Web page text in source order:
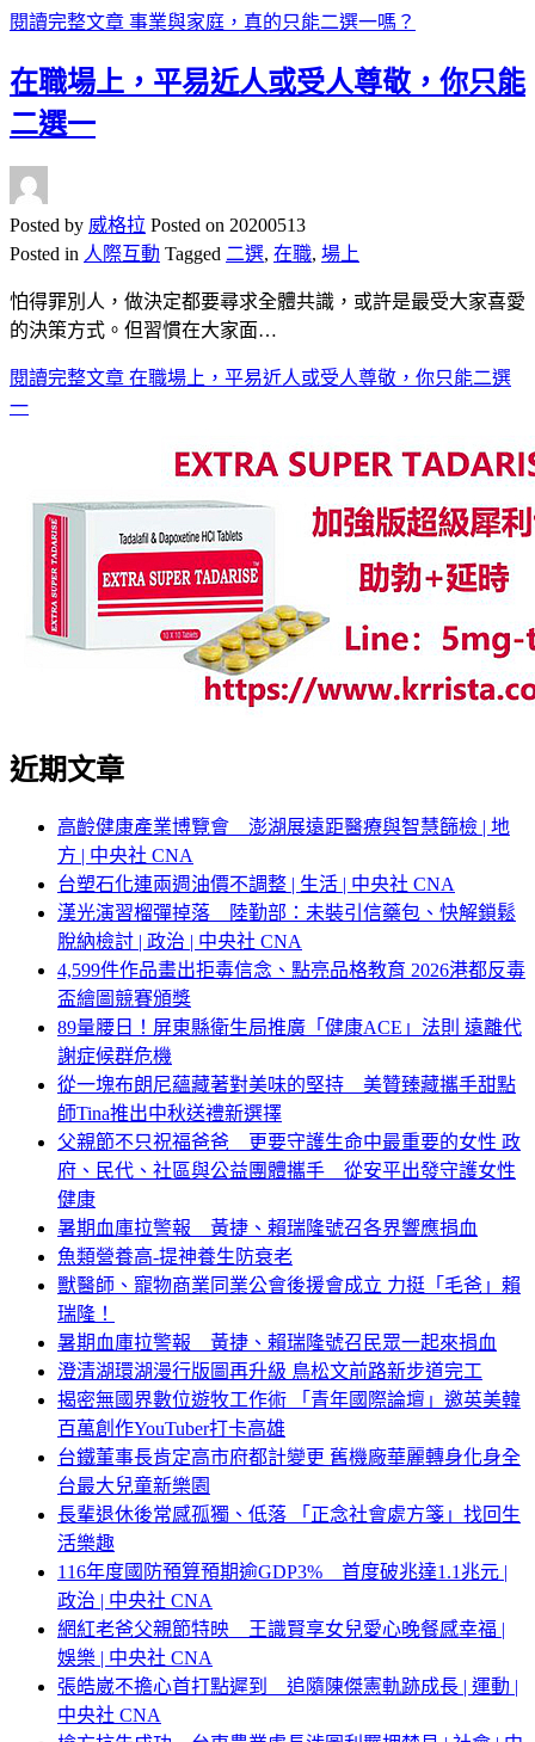
閱讀完整文章 事業與家庭，真的只能二選一嗎？
在職場上，平易近人或受人尊敬，你只能
二選一
Posted by 威格拉 Posted on 20200513
Posted in 人際互動 Tagged 二選, 在職, 場上
怕得罪別人，做決定都要尋求全體共識，或許是最受大家喜愛
的決策方式。但習慣在大家面…
閱讀完整文章 在職場上，平易近人或受人尊敬，你只能二選
一
近期文章
高齡健康產業博覽會 澎湖展遠距醫療與智慧篩檢 | 地
方 | 中央社 CNA
台塑石化連兩週油價不調整 | 生活 | 中央社 CNA
漢光演習榴彈掉落 陸勤部：未裝引信藥包、快解鎖鬆
脫納檢討 | 政治 | 中央社 CNA
4,599件作品畫出拒毒信念、點亮品格教育 2026港都反毒
盃繪圖競賽頒獎
89量腰日！屏東縣衛生局推廣「健康ACE」法則 遠離代
謝症候群危機
從一塊布朗尼蘊藏著對美味的堅持 美贊臻藏攜手甜點
師Tina推出中秋送禮新選擇
父親節不只祝福爸爸 更要守護生命中最重要的女性 政
府、民代、社區與公益團體攜手 從安平出發守護女性
健康
暑期血庫拉警報 黃捷、賴瑞隆號召各界響應捐血
魚類營養高-提神養生防衰老
獸醫師、寵物商業同業公會後援會成立 力挺「毛爸」賴
瑞隆！
暑期血庫拉警報 黃捷、賴瑞隆號召民眾一起來捐血
澄清湖環湖漫行版圖再升級 鳥松文前路新步道完工
揭密無國界數位遊牧工作術 「青年國際論壇」邀英美韓
百萬創作YouTuber打卡高雄
台鐵董事長肯定高市府都計變更 舊機廠華麗轉身化身全
台最大兒童新樂園
長輩退休後常感孤獨、低落 「正念社會處方箋」找回生
活樂趣
116年度國防預算預期逾GDP3% 首度破兆達1.1兆元 |
政治 | 中央社 CNA
網紅老爸父親節特映 王識賢享女兒愛心晚餐感幸福 |
娛樂 | 中央社 CNA
張皓崴不擔心首打點遲到 追隨陳傑憲軌跡成長 | 運動 |
中央社 CNA